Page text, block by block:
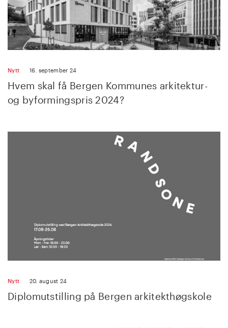
Nytt 16. september 24
Hvem skal få Bergen Kommunes arkitektur-
og byformingspris 2024?
Nytt 20. august 24
Diplomutstilling på Bergen arkitekthøgskole